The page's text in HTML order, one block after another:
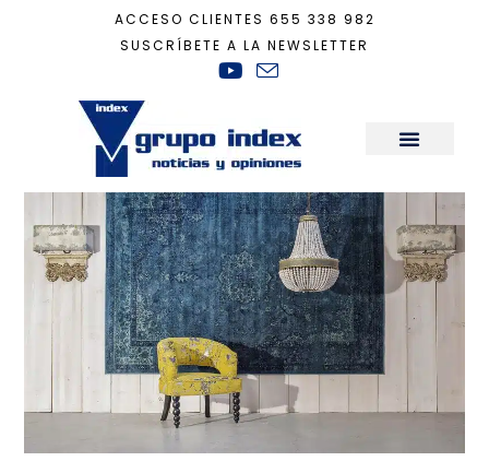
ACCESO CLIENTES 655 338 982
SUSCRÍBETE A LA NEWSLETTER
Decoración